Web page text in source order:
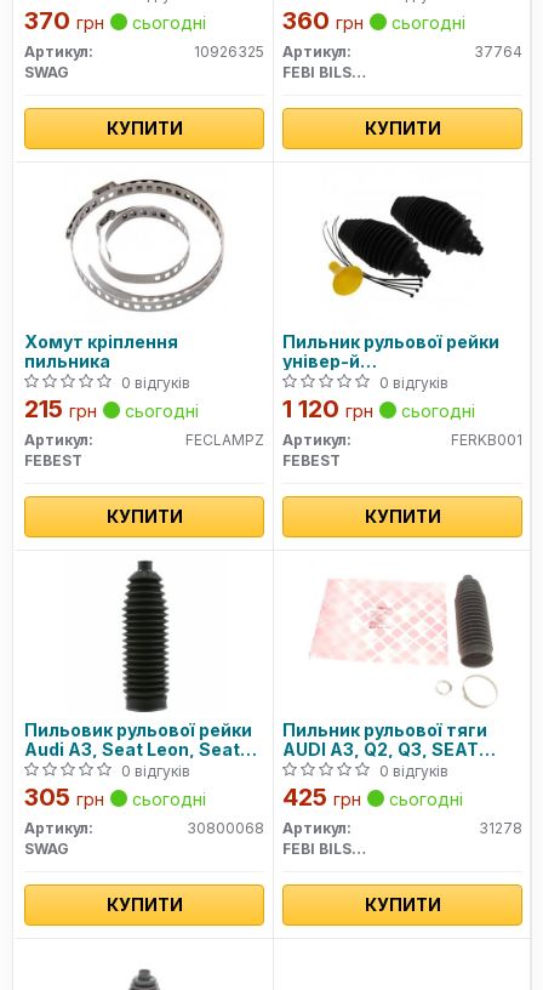
370 грн сьогодні
Артикул:
10926325
SWAG
КУПИТИ
360 грн сьогодні
Артикул:
37764
FEBI BILSTEIN
КУПИТИ
Хомут кріплення
пильника
0 відгуків
215 грн сьогодні
Артикул:
FECLAMPZ
FEBEST
КУПИТИ
Пильник рульової рейки
універ-й
VAG/Honda/Nissan
0 відгуків
1 120 грн сьогодні
Артикул:
FERKB001
FEBEST
КУПИТИ
Пильовик рульової рейки
Audi A3, Seat Leon, Seat
Toledo
0 відгуків
305 грн сьогодні
Артикул:
30800068
SWAG
КУПИТИ
Пильник рульової тяги
AUDI A3, Q2, Q3, SEAT
ATECA, VW TIGUAN 03-
перед. міст (Вир-во FEBI)
0 відгуків
425 грн сьогодні
Артикул:
31278
FEBI BILSTEIN
КУПИТИ